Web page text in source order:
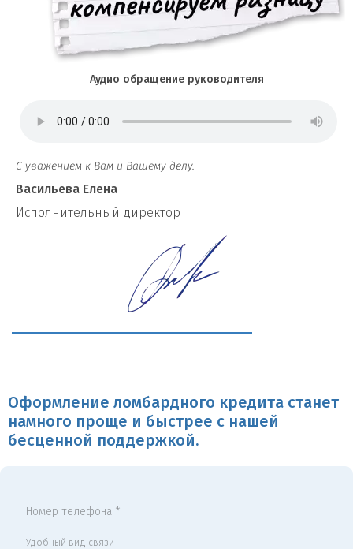
Аудио обращение руководителя
С уважением к Вам и Вашему делу.
Васильева Елена
И сполнительный директор
Оформление ломбардного кредита станет
намного проще и быстрее с нашей
бесценной поддержкой.
Номер телефона *
Удобный вид связи